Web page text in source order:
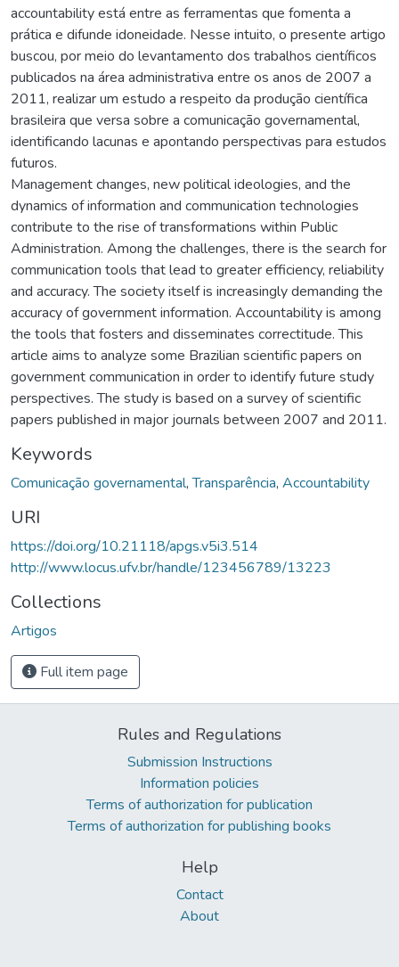
accountability está entre as ferramentas que fomenta a
prática e difunde idoneidade. Nesse intuito, o presente artigo
buscou, por meio do levantamento dos trabalhos científicos
publicados na área administrativa entre os anos de 2007 a
2011, realizar um estudo a respeito da produção científica
brasileira que versa sobre a comunicação governamental,
identificando lacunas e apontando perspectivas para estudos
futuros.
Management changes, new political ideologies, and the
dynamics of information and communication technologies
contribute to the rise of transformations within Public
Administration. Among the challenges, there is the search for
communication tools that lead to greater efficiency, reliability
and accuracy. The society itself is increasingly demanding the
accuracy of government information. Accountability is among
the tools that fosters and disseminates correctitude. This
article aims to analyze some Brazilian scientific papers on
government communication in order to identify future study
perspectives. The study is based on a survey of scientific
papers published in major journals between 2007 and 2011.
Keywords
Comunicação governamental,Transparência, Accountability
URI
https://doi.org/10.21118/apgs.v5i3.514
http://www.locus.ufv.br/handle/123456789/13223
Collections
Artigos
Full item page
Rules and Regulations
Submission Instructions
Information policies
Terms of authorization for publication
Terms of authorization for publishing books
Help
Contact
About